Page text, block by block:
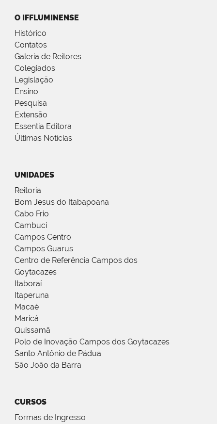
O IFFLUMINENSE
Histórico
Contatos
Galeria de Reitores
Colegiados
Legislação
Ensino
Pesquisa
Extensão
Essentia Editora
Últimas Notícias
UNIDADES
Reitoria
Bom Jesus do Itabapoana
Cabo Frio
Cambuci
Campos Centro
Campos Guarus
Centro de Referência Campos dos
Goytacazes
Itaboraí
Itaperuna
Macaé
Maricá
Quissamã
Polo de Inovação Campos dos Goytacazes
Santo Antônio de Pádua
São João da Barra
CURSOS
Formas de Ingresso